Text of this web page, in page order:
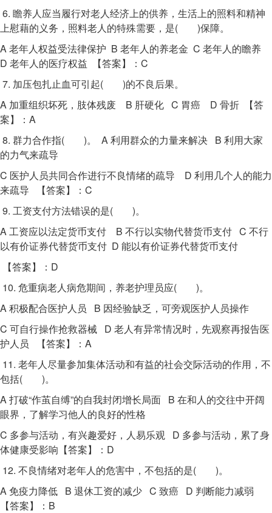
6. 瞻养人应当履行对老人经济上的供养，生活上的照料和精神
上慰藉的义务，照料老人的特殊需要，是( )保障。
A 老年人权益受法律保护 B 老年人的养老金 C 老年人的瞻养
D 老年人的医疗权益 【答案】：C
7. 加压包扎止血可引起( )的不良后果。
A 加重组织坏死，肢体残废 B 肝硬化 C 胃癌 D 骨折 【答
案】：A
8. 群力合作指( )。 A 利用群众的力量来解决 B 利用大家
的力气来疏导
C 医护人员共同合作进行不良情绪的疏导 D 利用几个人的能力
来疏导 【答案】：C
9. 工资支付方法错误的是( )。
A 工资应以法定货币支付 B 不行以实物代替货币支付 C 不行
以有价证券代替货币支付 D 能以有价证券代替货币支付
【答案】：D
10. 危重病老人病危期间，养老护理员应( )。
A 积极配合医护人员 B 因经验缺乏，可旁观医护人员操作
C 可自行操作抢救器械 D 老人有异常情况时，先观察再报告医
护人员 【答案】：A
11. 老年人尽量参加集体活动和有益的社会交际活动的作用，不
包括( )。
A 打破“作茧自缚”的自我封闭增长局面 B 在和人的交往中开阔
眼界，了解学习他人的良好的性格
C 多参与活动，有兴趣爱好，人易乐观 D 多参与活动，累了身
体健康受影响【答案】：D
12. 不良情绪对老年人的危害中，不包括的是( )。
A 免疫力降低 B 退休工资的减少 C 致癌 D 判断能力减弱
【答案】：B